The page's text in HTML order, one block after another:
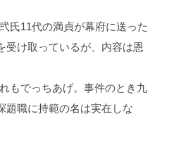
氏11代の満貞が幕府に送った
受け取っているが、内容は恩
もでっちあげ。事件のとき九
題職に持範の名は実在しな